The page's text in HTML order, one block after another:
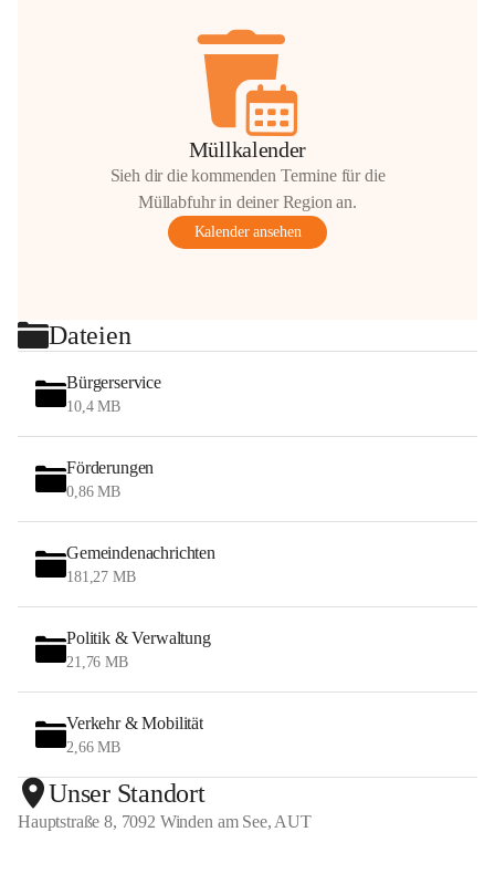
Müllkalender
Sieh dir die kommenden Termine für die
Müllabfuhr in deiner Region an.
Kalender ansehen
Dateien
Bürgerservice
10,4 MB
Förderungen
0,86 MB
Gemeindenachrichten
181,27 MB
Politik & Verwaltung
21,76 MB
Verkehr & Mobilität
2,66 MB
Unser Standort
Hauptstraße 8, 7092 Winden am See, AUT